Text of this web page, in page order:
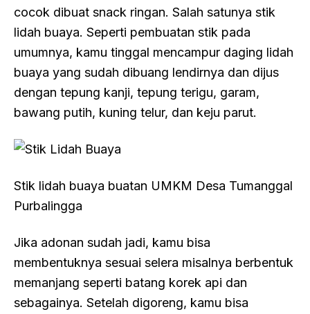
cocok dibuat snack ringan. Salah satunya stik
lidah buaya. Seperti pembuatan stik pada
umumnya, kamu tinggal mencampur daging lidah
buaya yang sudah dibuang lendirnya dan dijus
dengan tepung kanji, tepung terigu, garam,
bawang putih, kuning telur, dan keju parut.
Stik lidah buaya buatan UMKM Desa Tumanggal
Purbalingga
Jika adonan sudah jadi, kamu bisa
membentuknya sesuai selera misalnya berbentuk
memanjang seperti batang korek api dan
sebagainya. Setelah digoreng, kamu bisa